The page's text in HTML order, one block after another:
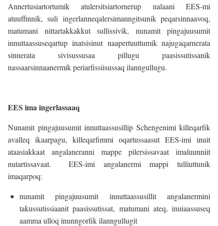
Annertusiartortumik atulersitsiartornerup nalaani EES-mi
atuuffinnik, suli ingerlanneqalersimanngitsunik peqarsinnaavoq,
matumani nittartakkakkut sullissivik, nunamit pingajuusumit
innuttaassuseqartup inatsisinut naapertuuttumik najugaqarnerata
sinnerata sivisussusaa pillugu paasissutissanik
nassaarsinnaanermik periarfissiisussaq ilanngullugu.
EES ima ingerlassaaq
Nunamit pingajuusumit innuttaassusillip Schengenimi killeqarfik
avalleq ikaarpagu, killeqarfimmi oqartussaasut EES-imi inuit
ataasiakkaat angalaneranni mappe pilersissavaat imaluunniit
nutartissavaat. EES-imi angalanermi mappi tulliuttunik
imaqarpoq:
nunamit pingajuusumit innuttaassusillit angalanermini
takussutissiaanit paasissutissat, matumani ateq, inuiaassuseq
aamma ulloq inunngorfik ilanngullugit